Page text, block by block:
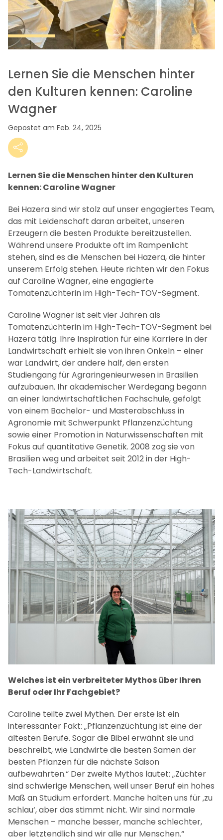
Lernen Sie die Menschen hinter
den Kulturen kennen: Caroline
Wagner
Gepostet am Feb. 24, 2025
Lernen Sie die Menschen hinter den Kulturen
kennen: Caroline Wagner
Bei Hazera sind wir stolz auf unser engagiertes Team,
das mit Leidenschaft daran arbeitet, unseren
Erzeugern die besten Produkte bereitzustellen.
Während unsere Produkte oft im Rampenlicht
stehen, sind es die Menschen bei Hazera, die hinter
unserem Erfolg stehen. Heute richten wir den Fokus
auf Caroline Wagner, eine engagierte
Tomatenzüchterin im High-Tech-TOV-Segment.
Caroline Wagner ist seit vier Jahren als
Tomatenzüchterin im High-Tech-TOV-Segment bei
Hazera tätig. Ihre Inspiration für eine Karriere in der
Landwirtschaft erhielt sie von ihren Onkeln – einer
war Landwirt, der andere half, den ersten
Studiengang für Agraringenieurwesen in Brasilien
aufzubauen. Ihr akademischer Werdegang begann
an einer landwirtschaftlichen Fachschule, gefolgt
von einem Bachelor- und Masterabschluss in
Agronomie mit Schwerpunkt Pflanzenzüchtung
sowie einer Promotion in Naturwissenschaften mit
Fokus auf quantitative Genetik. 2008 zog sie von
Brasilien weg und arbeitet seit 2012 in der High-
Tech-Landwirtschaft.
Welches ist ein verbreiteter Mythos über Ihren
Beruf oder Ihr Fachgebiet?
Caroline teilte zwei Mythen. Der erste ist ein
interessanter Fakt: „Pflanzenzüchtung ist eine der
ältesten Berufe. Sogar die Bibel erwähnt sie und
beschreibt, wie Landwirte die besten Samen der
besten Pflanzen für die nächste Saison
aufbewahrten.“ Der zweite Mythos lautet: „Züchter
sind schwierige Menschen, weil unser Beruf ein hohes
Maß an Studium erfordert. Manche halten uns für ‚zu
schlau‘, aber das stimmt nicht. Wir sind normale
Menschen – manche besser, manche schlechter,
aber letztendlich sind wir alle nur Menschen.“